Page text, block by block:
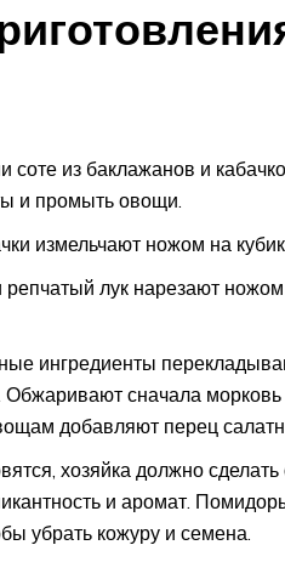
соте из баклажанов и
и промыть овощи.
измельчают ножом на
лук нарезают
ингредиенты
Обжаривают сначала
добавляют перец
хозяйка должно
и аромат.
убрать кожуру и семена.